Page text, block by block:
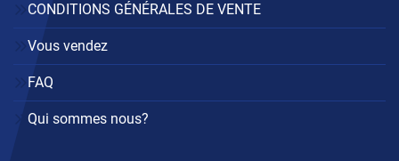
CONDITIONS GÉNÉRALES DE VENTE
Vous vendez
FAQ
Qui sommes nous?